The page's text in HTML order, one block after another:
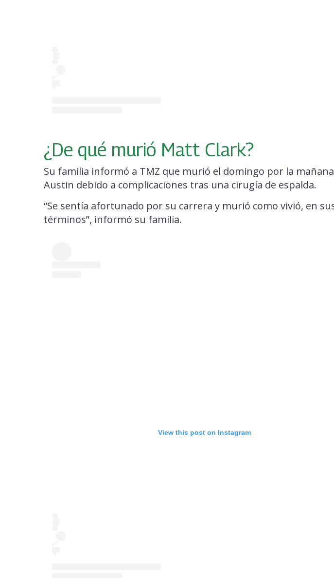
¿De qué murió Matt Clark?
Su familia informó a TMZ que murió el domingo por la mañana
Austin debido a complicaciones tras una cirugía de espalda.
“Se sentía afortunado por su carrera y murió como vivió, en
términos”, informó su familia.
View this post on Instagram